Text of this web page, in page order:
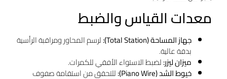
معدات القياس والضبط
جهاز المساحة (Total Station): لرسم المحاور ومراقبة الرأسية
بدقة عالية.
ميزان ليزر:لضبط الاستواء الأفقي للكمرات.
خيوط الشد (Piano Wire): للتحقق من استقامة صفوف